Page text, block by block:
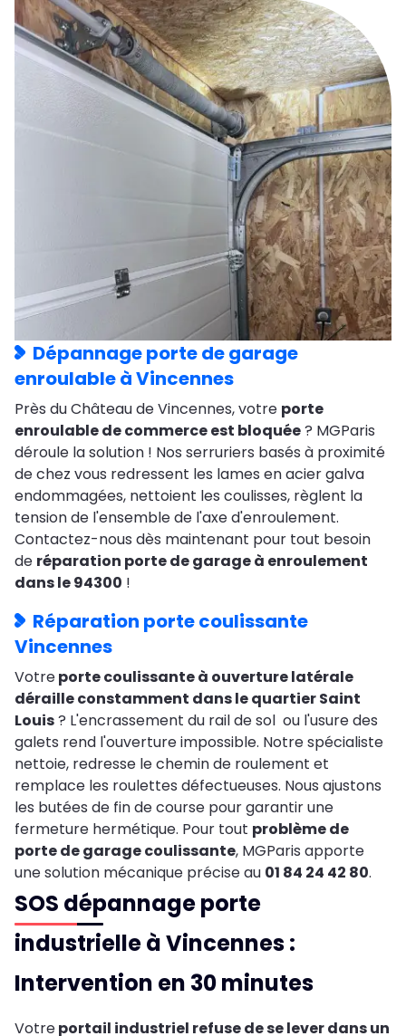
Dépannage porte de garage
enroulable à Vincennes
Près du Château de Vincennes, votre porte
enroulable de commerce est bloquée? MGParis
déroule la solution ! Nos serruriers basés à proximité
de chez vous redressent les lames en acier galva
endommagées, nettoient les coulisses, règlent la
tension de l'ensemble de l'axe d'enroulement.
Contactez-nous dès maintenant pour tout besoin
de réparation porte de garage à enroulement
dans le 94300 !
Réparation porte coulissante
Vincennes
Votreporte coulissante à ouverture latérale
déraille constamment dans le quartier Saint
Louis? L'encrassement du rail de sol ou l'usure des
galets rend l'ouverture impossible. Notre spécialiste
nettoie, redresse le chemin de roulement et
remplace les roulettes défectueuses. Nous ajustons
les butées de fin de course pour garantir une
fermeture hermétique. Pour tout problème de
porte de garage coulissante, MGParis apporte
une solution mécanique précise au 01 84 24 42 80.
SOS dépannage porte
industrielle à Vincennes :
Intervention en 30 minutes
Votreportail industriel refuse de se lever dans un